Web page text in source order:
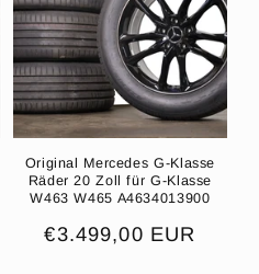
Original Mercedes G-Klasse
Räder 20 Zoll für G-Klasse
W463 W465 A4634013900
Normaler
€3.499,00 EUR